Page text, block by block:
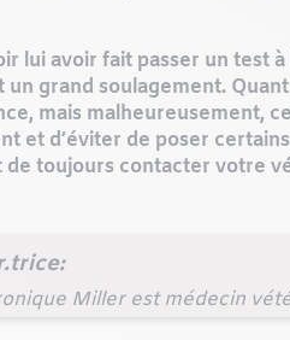
lui avoir fait passer un test
un grand soulagement.
mais malheureusement,
et d’éviter de poser
de toujours contacter votre
Miller est médecin